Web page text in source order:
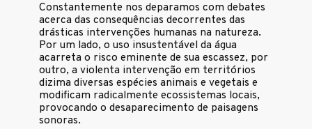
Constantemente nos deparamos com debates
acerca das consequências decorrentes das
drásticas intervenções humanas na natureza.
Por um lado, o uso insustentável da água
acarreta o risco eminente de sua escassez, por
outro, a violenta intervenção em territórios
dizima diversas espécies animais e vegetais e
modificam radicalmente ecossistemas locais,
provocando o desaparecimento de paisagens
sonoras.